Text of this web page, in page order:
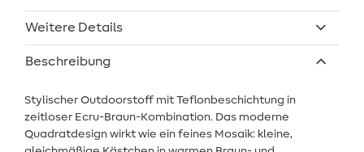
Weitere Details
Beschreibung
Stylischer Outdoorstoff mit Teflonbeschichtung in
zeitloser Ecru-Braun-Kombination. Das moderne
Quadratdesign wirkt wie ein feines Mosaik: kleine,